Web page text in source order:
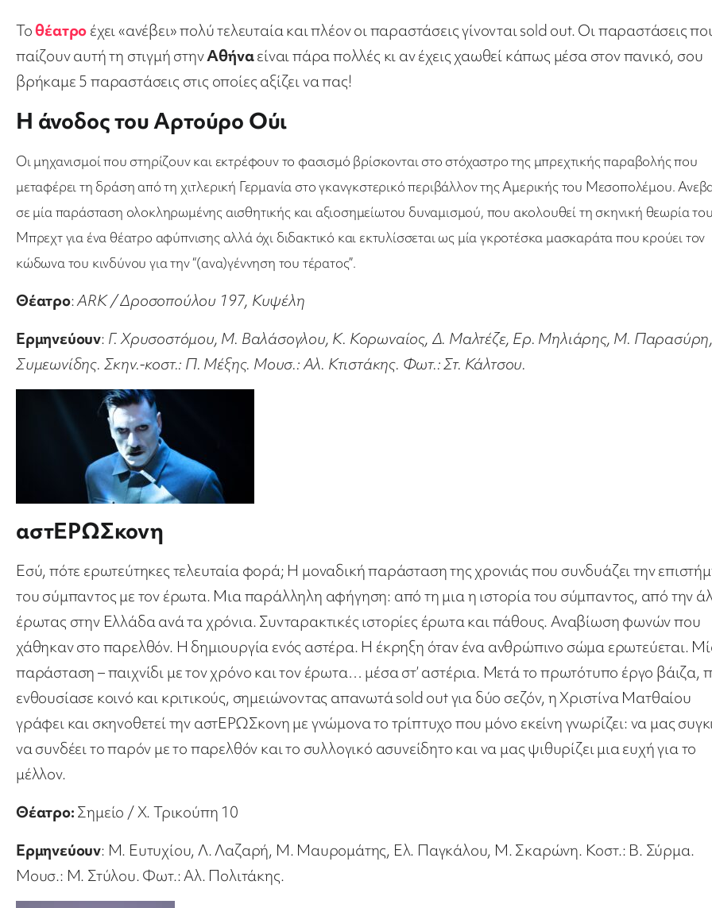
Τοθέατροέχει «ανέβει» πολύ τελευταία και πλέον οι παραστάσεις γίνονται sold out. Οι παραστάσεις
παίζουν αυτή τη στιγμή στηνΑθήναείναι πάρα πολλές κι αν έχεις χαωθεί κάπως μέσα στον πανικό, σου
βρήκαμε 5 παραστάσεις στις οποίες αξίζει να πας!
Η άνοδος του Αρτούρο Ούι
Οι μηχανισμοί που στηρίζουν και εκτρέφουν το φασισμό βρίσκονται στο στόχαστρο της μπρεχτικής παραβολής που
μεταφέρει τη δράση από τη χιτλερική Γερμανία στο γκανγκστερικό περιβάλλον της Αμερικής του Μεσοπολέμου.
σε μία παράσταση ολοκληρωμένης αισθητικής και αξιοσημείωτου δυναμισμού, που ακολουθεί τη σκηνική θεωρία του
Μπρεχτ για ένα θέατρο αφύπνισης αλλά όχι διδακτικό και εκτυλίσσεται ως μία γκροτέσκα μασκαράτα που κρούει τον
κώδωνα του κινδύνου για την “(ανα)γέννηση του τέρατος”.
Θέατρο:ARK / Δροσοπούλου 197, Κυψέλη
Ερμηνεύουν: Γ. Χρυσοστόμου, Μ. Βαλάσογλου, Κ. Κορωναίος, Δ. Μαλτέζε, Ερ. Μηλιάρης, Μ.
Συμεωνίδης. Σκην.-κοστ.: Π. Μέξης. Μουσ.: Αλ. Κτιστάκης. Φωτ.: Στ. Κάλτσου.
αστΕΡΩΣκονη
Εσύ, πότε ερωτεύτηκες τελευταία φορά; H μοναδική παράσταση της χρονιάς που συνδυάζει την
του σύμπαντος με τον έρωτα. Μια παράλληλη αφήγηση: από τη μια η ιστορία του σύμπαντος, από την
έρωτας στην Ελλάδα ανά τα χρόνια. Συνταρακτικές ιστορίες έρωτα και πάθους. Αναβίωση φωνών που
χάθηκαν στο παρελθόν. Η δημιουργία ενός αστέρα. Η έκρηξη όταν ένα ανθρώπινο σώμα ερωτεύεται.
παράσταση – παιχνίδι με τον χρόνο και τον έρωτα… μέσα στ’ αστέρια. Μετά το πρωτότυπο έργο βάιζα,
ενθουσίασε κοινό και κριτικούς, σημειώνοντας απανωτά sold out για δύο σεζόν, η Χριστίνα Ματθαίου
γράφει και σκηνοθετεί την αστΕΡΩΣκονη με γνώμονα το τρίπτυχο που μόνο εκείνη γνωρίζει: να μας
να συνδέει το παρόν με το παρελθόν και το συλλογικό ασυνείδητο και να μας ψιθυρίζει μια ευχή για το
μέλλον.
Θέατρο:Σημείο / Χ. Τρικούπη 10
Ερμηνεύουν: Μ. Ευτυχίου, Λ. Λαζαρή, Μ. Μαυρομάτης, Ελ. Παγκάλου, Μ. Σκαρώνη. Κοστ.: Β. Σύρμα.
Μουσ.: Μ. Στύλου. Φωτ.: Αλ. Πολιτάκης.